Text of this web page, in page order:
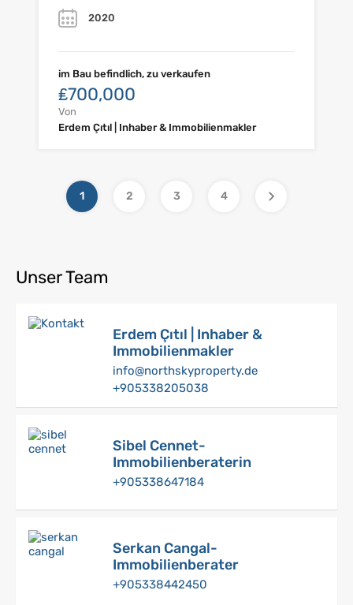
2020
im Bau befindlich, zu verkaufen
₤700,000
Von
Erdem Çıtıl | Inhaber & Immobilienmakler
1 2 3 4
Unser Team
Erdem Çıtıl | Inhaber &
Immobilienmakler
info@northskyproperty.de
+905338205038
Sibel Cennet-
Immobilienberaterin
+905338647184
Serkan Cangal-
Immobilienberater
+905338442450